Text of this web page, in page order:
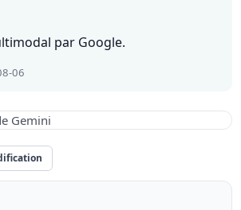
par Google.
06